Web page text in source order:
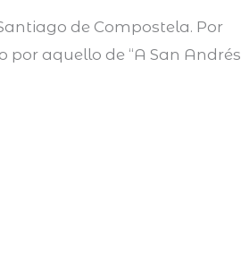
de Compostela. Por
por aquello de “A San Andrés